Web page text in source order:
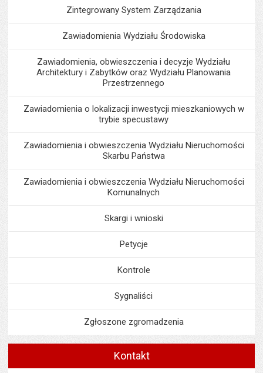
Zintegrowany System Zarządzania
Zawiadomienia Wydziału Środowiska
Zawiadomienia, obwieszczenia i decyzje Wydziału
Architektury i Zabytków oraz Wydziału Planowania
Przestrzennego
Zawiadomienia o lokalizacji inwestycji mieszkaniowych w
trybie specustawy
Zawiadomienia i obwieszczenia Wydziału Nieruchomości
Skarbu Państwa
Zawiadomienia i obwieszczenia Wydziału Nieruchomości
Komunalnych
Skargi i wnioski
Petycje
Kontrole
Sygnaliści
Zgłoszone zgromadzenia
Kontakt